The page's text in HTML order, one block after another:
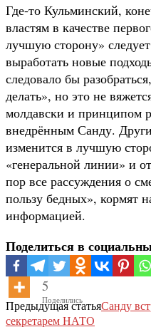
Где-то Кульминский,
властям в качестве
лучшую сторону»
выработать новые
следовало бы
делать», но это не
молдавски и принципом
внедрённым Санду.
изменится в лучшую
«генеральной линии» и
пор все рассуждения о
пользу бедных», кормят
информацией.
Поделиться в
5
Поделились
Предыдущая статьяСанду
секретарем НАТО